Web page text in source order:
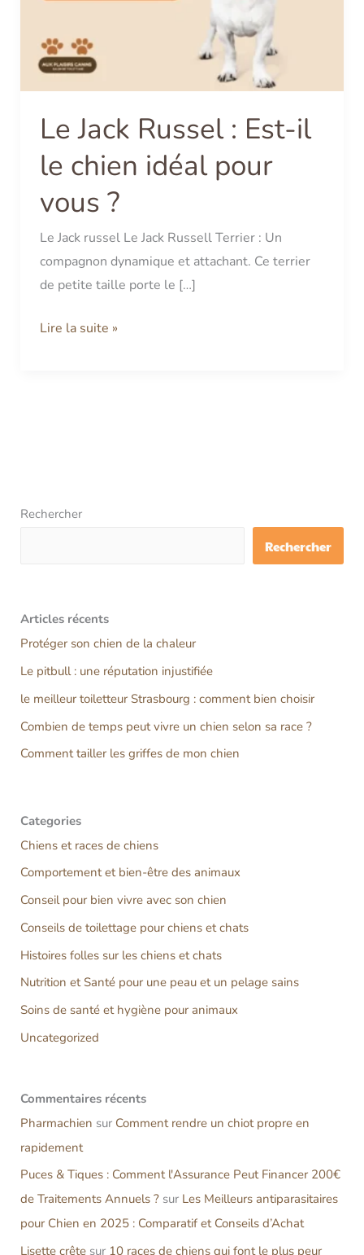
Le Jack Russel : Est-il
le chien idéal pour
vous ?
Le Jack russel Le Jack Russell Terrier : Un
compagnon dynamique et attachant. Ce terrier
de petite taille porte le […]
il
le
pour
vous
?
Lire la suite »
Rechercher
Rechercher
Articles récents
Protéger son chien de la chaleur
Le pitbull : une réputation injustifiée
le meilleur toiletteur Strasbourg : comment bien choisir
Combien de temps peut vivre un chien selon sa race ?
Comment tailler les griffes de mon chien
Categories
Chiens et races de chiens
Comportement et bien-être des animaux
Conseil pour bien vivre avec son chien
Conseils de toilettage pour chiens et chats
Histoires folles sur les chiens et chats
Nutrition et Santé pour une peau et un pelage sains
Soins de santé et hygiène pour animaux
Uncategorized
Commentaires récents
Pharmachien sur Comment rendre un chiot propre en
rapidement
Puces & Tiques : Comment l'Assurance Peut Financer 200€
de Traitements Annuels ?sur Les Meilleurs antiparasitaires
pour Chien en 2025 : Comparatif et Conseils d’Achat
Lisette crêtesur 10 races de chiens qui font le plus peur